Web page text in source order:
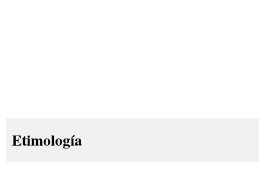
Etimología